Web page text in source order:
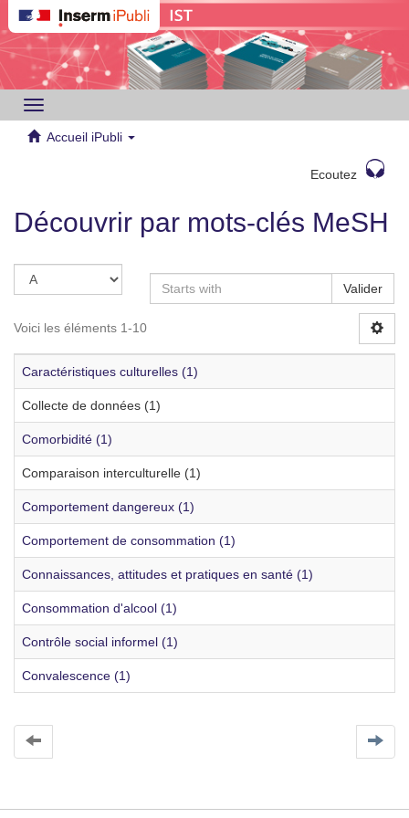
Toggle
navigation
Accueil iPubli
Ecoutez
Découvrir par mots-clés MeSH
Valider
Voici les éléments 1-10
Caractéristiques culturelles (1)
Collecte de données (1)
Comorbidité (1)
Comparaison interculturelle (1)
Comportement dangereux (1)
Comportement de consommation (1)
Connaissances, attitudes et pratiques en santé (1)
Consommation d'alcool (1)
Contrôle social informel (1)
Convalescence (1)